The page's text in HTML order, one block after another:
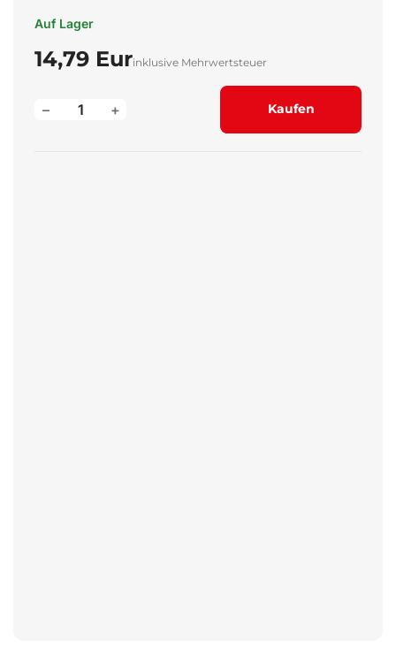
Auf Lager
14,79 Eurinklusive Mehrwertsteuer
+
– Kaufen